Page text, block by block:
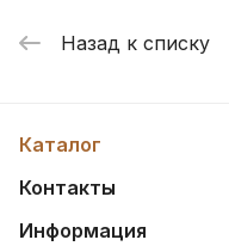
Назад к списку
Каталог
Контакты
Информация